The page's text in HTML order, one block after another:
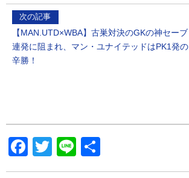
次の記事
【MAN.UTD×WBA】古巣対決のGKの神セーブ
連発に阻まれ、マン・ユナイテッドはPK1発の
辛勝！
Facebook
Twitter
Line
有